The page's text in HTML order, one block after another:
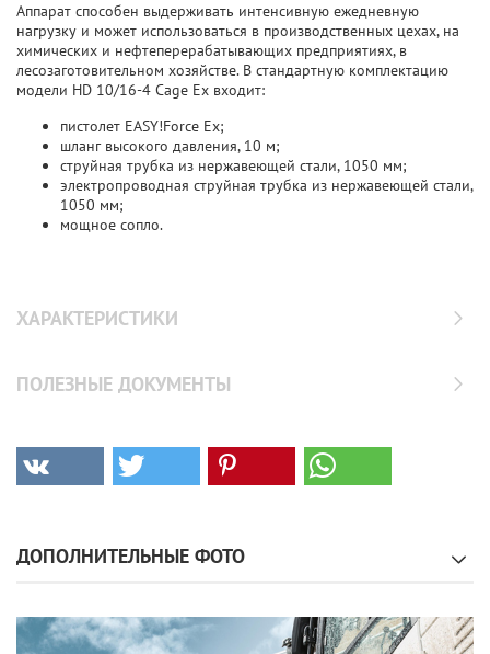
Аппарат способен выдерживать интенсивную ежедневную
нагрузку и может использоваться в производственных цехах, на
химических и нефтеперерабатывающих предприятиях, в
лесозаготовительном хозяйстве. В стандартную комплектацию
модели HD 10/16-4 Cage Ex входит:
пистолет EASY!Force Ex;
шланг высокого давления, 10 м;
струйная трубка из нержавеющей стали, 1050 мм;
электропроводная струйная трубка из нержавеющей стали,
1050 мм;
мощное сопло.
ХАРАКТЕРИСТИКИ
ПОЛЕЗНЫЕ ДОКУМЕНТЫ
ДОПОЛНИТЕЛЬНЫЕ ФОТО